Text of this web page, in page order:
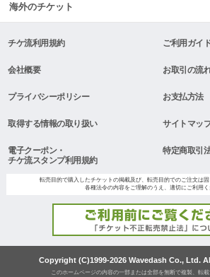
海外のチケット
チケ流利用規約 ご利用ガイ
会社概要 お取引の流
プライバシーポリシー お支払方法
取得する情報の取り扱い サイトマッ
電子クーポン・
チケ流スタンプ利用規約
特定商取引
転売目的で購入したチケットの掲載及び、転売目的でのご注文は固
各種法令の内容をご理解のうえ、適切にご利用く
Copyright (C)1999-2026 Wavedash Co., Ltd.
このホームページの内容の一部または全部を無断で複製、転載